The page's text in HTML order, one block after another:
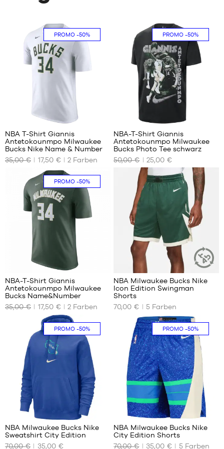
PROMO-50%
UNSERE
VERFÜGBAREN
GRÖSSEN
NBA T-Shirt Giannis
Antetokounmpo Milwaukee
Bucks Nike Name & Number
35,00 €
17,50 € 2 Farben
PROMO-50%
UNSERE
VERFÜGBAREN
GRÖSSEN
NBA-T-Shirt Giannis
Antetokounmpo Milwaukee
Bucks Photo Tee schwarz
50,00 €
25,00 €
PROMO-50%
UNSERE
GRÖSSEN
XXL
NBA-T-Shirt Giannis
Antetokounmpo Milwaukee
Bucks Name&Number
35,00 €
17,50 € 2 Farben
UNSERE
GRÖSSEN
XL
XXL
39
NBA Milwaukee Bucks Nike
Icon Edition Swingman
Shorts
70,00 €
5 Farben
PROMO-50%
UNSERE
NBA Milwaukee Bucks Nike
Sweatshirt City Edition
70,00 €
35,00 €
PROMO-50%
UNSERE
39
NBA Milwaukee Bucks Nike
City Edition Shorts
70,00 €
35,00 € 5 Farben